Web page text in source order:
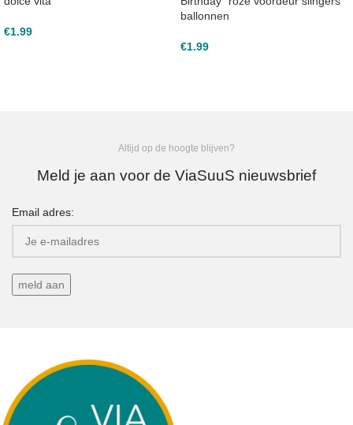
€1.99
ballonnen
€1.99
Altijd op de hoogte blijven?
Meld je aan voor de ViaSuuS nieuwsbrief
Email adres: